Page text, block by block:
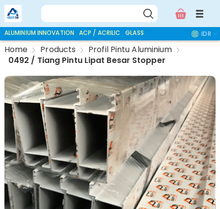
ALUMINIUM INNOVATION ACP / ACRILIC GLASS ACCESSORIES IDR
Home Products
Profil Pintu Aluminium
0492 / Tiang Pintu Lipat Besar Stopper